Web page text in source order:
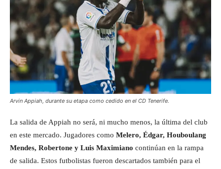
Arvin Appiah, durante su etapa como cedido en el CD Tenerife.
La salida de Appiah no será, ni mucho menos, la última del club
en este mercado. Jugadores como Melero, Édgar, Houboulang
Mendes, Robertone y Luis Maximiano continúan en la rampa
de salida. Estos futbolistas fueron descartados también para el